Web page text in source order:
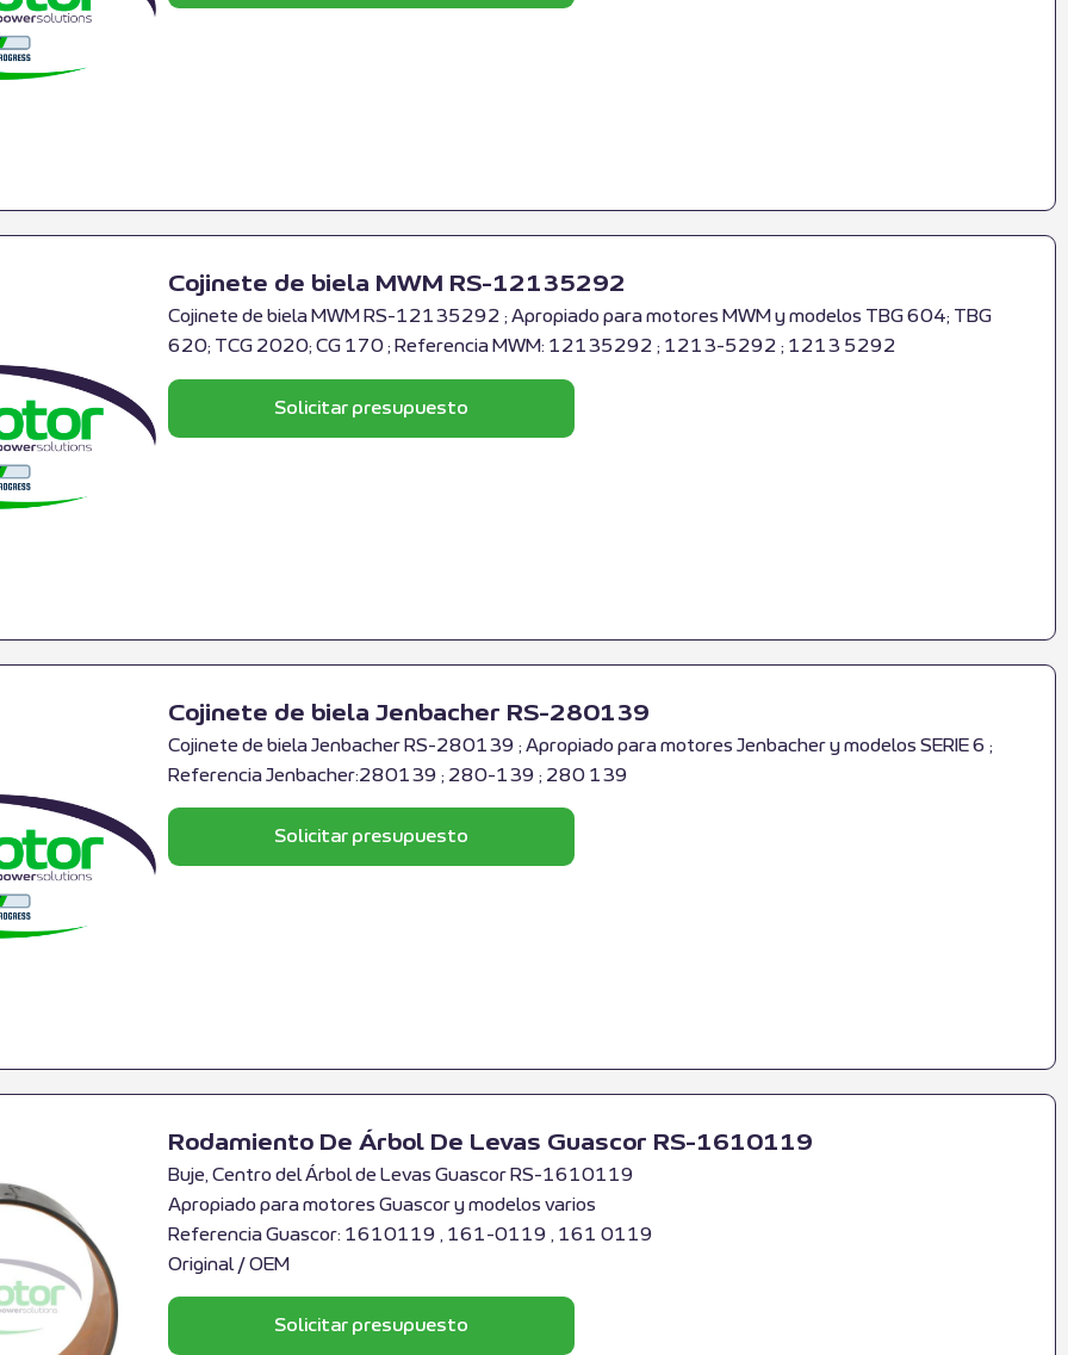
Cojinete de biela MWM RS-12135292
Cojinete de biela MWM RS-12135292 ; Apropiado para motores MWM y modelos TBG 604; TBG
620; TCG 2020; CG 170 ; Referencia MWM: 12135292 ; 1213-5292 ; 1213 5292
Solicitar presupuesto
Cojinete de biela Jenbacher RS-280139
Cojinete de biela Jenbacher RS-280139 ; Apropiado para motores Jenbacher y modelos SERIE 6 ;
Referencia Jenbacher:280139 ; 280-139 ; 280 139
Solicitar presupuesto
Rodamiento De Árbol De Levas Guascor RS-1610119
Buje, Centro del Árbol de Levas Guascor RS-1610119
Apropiado para motores Guascor y modelos varios
Referencia Guascor: 1610119 , 161-0119 , 161 0119
Original / OEM
Solicitar presupuesto